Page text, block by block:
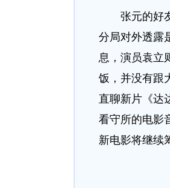
张元的好友
分局对外透露
息，演员袁立
饭，并没有跟
直聊新片《达
看守所的电影
新电影将继续